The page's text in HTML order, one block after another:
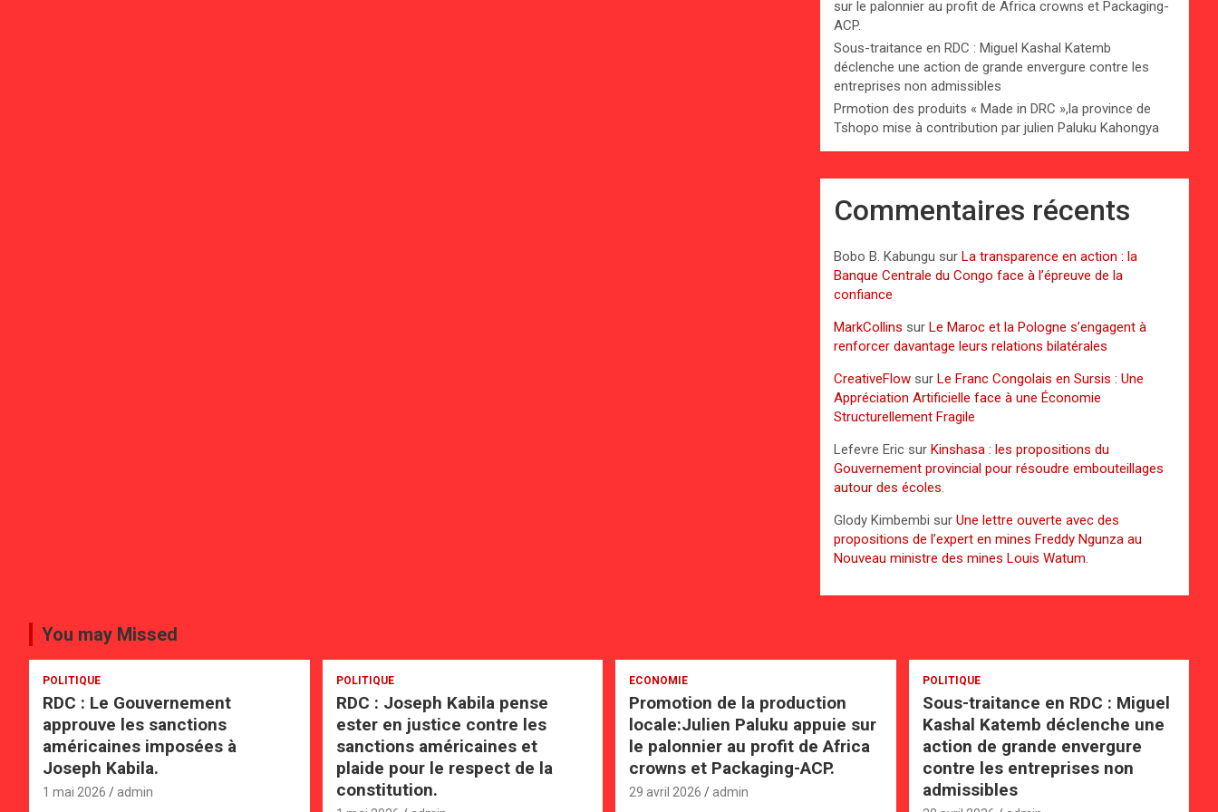
sur le palonnier au profit de Africa crowns et Packaging-
ACP.
Sous-traitance en RDC : Miguel Kashal Katemb
déclenche une action de grande envergure contre les
entreprises non admissibles
Prmotion des produits « Made in DRC »,la province de
Tshopo mise à contribution par julien Paluku Kahongya
Commentaires récents
Bobo B. Kabungu surLa transparence en action : la
Banque Centrale du Congo face à l’épreuve de la
confiance
MarkCollins surLe Maroc et la Pologne s’engagent à
renforcer davantage leurs relations bilatérales
CreativeFlow surLe Franc Congolais en Sursis : Une
Appréciation Artificielle face à une Économie
Structurellement Fragile
Lefevre Eric surKinshasa : les propositions du
Gouvernement provincial pour résoudre embouteillages
autour des écoles.
Glody Kimbembi surUne lettre ouverte avec des
propositions de l’expert en mines Freddy Ngunza au
Nouveau ministre des mines Louis Watum.
You may Missed
POLITIQUE
RDC : Le Gouvernement
approuve les sanctions
américaines imposées à
Joseph Kabila.
1 mai 2026 admin
POLITIQUE
RDC : Joseph Kabila pense
ester en justice contre les
sanctions américaines et
plaide pour le respect de la
constitution.
ECONOMIE
Promotion de la production
locale:Julien Paluku appuie sur
le palonnier au profit de Africa
crowns et Packaging-ACP.
29 avril 2026 admin
POLITIQUE
Sous-traitance en RDC : Miguel
Kashal Katemb déclenche une
action de grande envergure
contre les entreprises non
admissibles